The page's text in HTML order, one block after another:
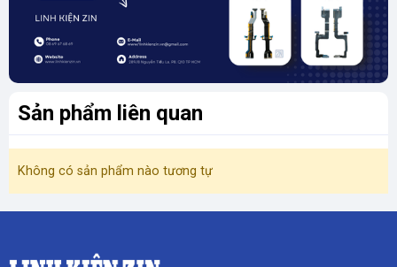
Sản phẩm liên quan
Không có sản phẩm nào tương tự